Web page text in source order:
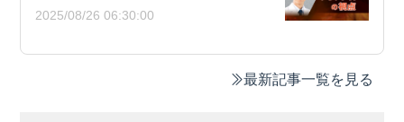
2025/08/26 06:30:00
最新記事一覧を見る